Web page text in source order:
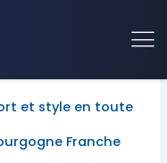
et style en toute
Franche